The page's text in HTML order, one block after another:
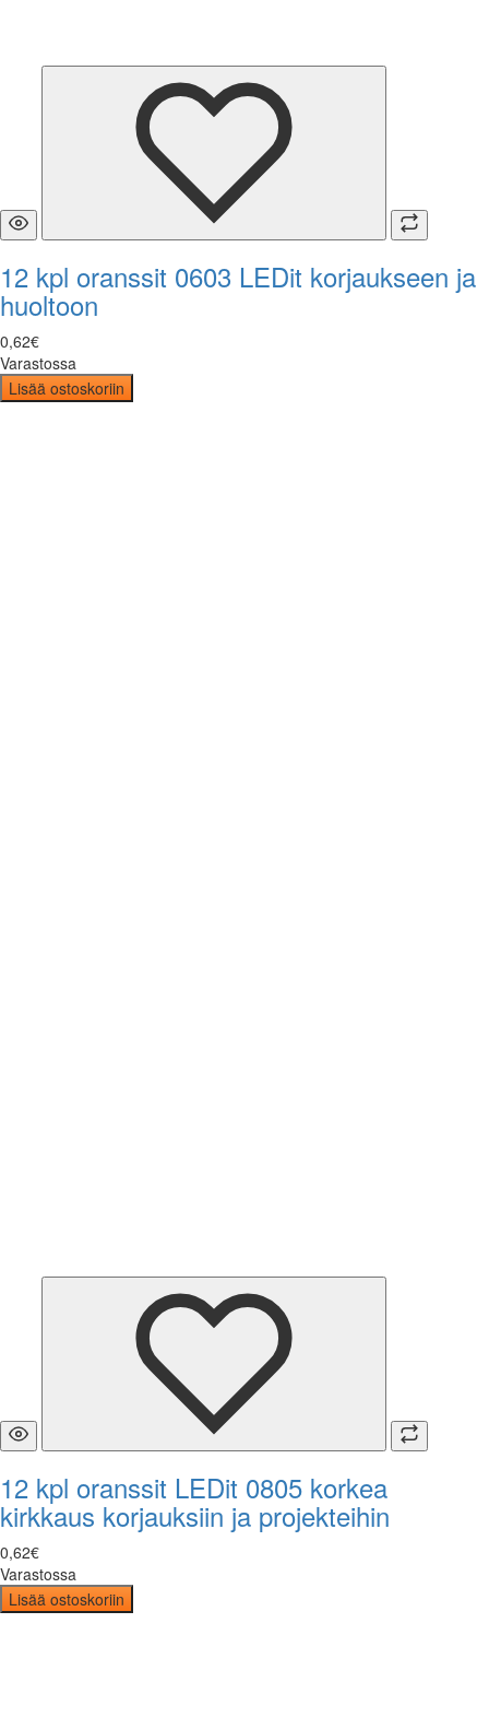
12 kpl oranssit 0603 LEDit korjaukseen ja
huoltoon
0,62€
Varastossa
Lisää ostoskoriin
12 kpl oranssit LEDit 0805 korkea
kirkkaus korjauksiin ja projekteihin
0,62€
Varastossa
Lisää ostoskoriin